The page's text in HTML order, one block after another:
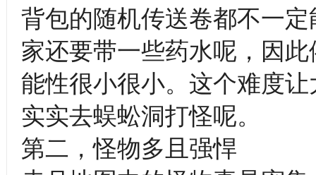
背包的随机传送卷都不一
家还要带一些药水呢，因
能性很小很小。这个难度
实实去蜈蚣洞打怪呢。
第二，怪物多且强悍